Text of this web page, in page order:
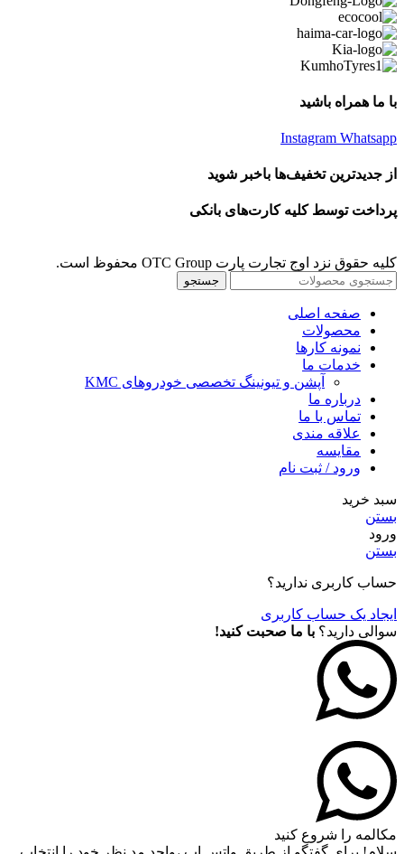
با ما همراه باشید
Instagram Whatsapp
از جدیدترین تخفیف‌ها باخبر شوید
پرداخت توسط کلیه کارت‌های بانکی
کلیه حقوق نزد اوج تجارت پارت OTC Group محفوظ است.
جستجو
صفحه اصلی
محصولات
نمونه کارها
خدمات ما
آپشن و تیونینگ تخصصی خودروهای KMC
درباره ما
تماس با ما
علاقه مندی
مقايسه
ورود / ثبت نام
سبد خرید
بستن
ورود
بستن
حساب کاربری ندارید؟
ایجاد یک حساب کاربری
سوالی دارید؟ با ما صحبت کنید!
مکالمه را شروع کنید